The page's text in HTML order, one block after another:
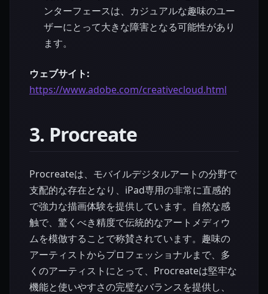
ンターフェースは、カジュアルな趣味のユー
ザーにとって大きな障害となる可能性があり
ます。
ウェブサイト:
https://www.adobe.com/creativecloud.html
3. Procreate
Procreateは、モバイルデジタルアートの分野で
支配的な存在となり、iPad専用の非常に直感的
で強力な描画体験を提供しています。自然な感
触で、驚くべき精度で伝統的なアートメディウ
ムを模倣することで称賛されています。趣味の
アーティストからプロフェッショナルまで、多
くのアーティストにとって、Procreateは堅牢な
機能と使いやすさの完璧なバランスを提供し、